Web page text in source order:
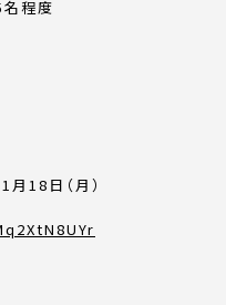
名程度
月18日（月）